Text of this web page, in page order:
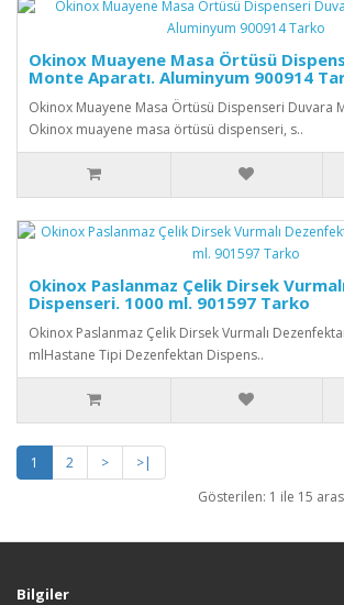
Okinox Muayene Masa Örtüsü
Monte Aparatı. Aluminyum 900914
Okinox Muayene Masa Örtüsü Dispenseri Duvara
Okinox muayene masa örtüsü dispenseri, s..
Okinox Paslanmaz Çelik Dirsek
Dispenseri. 1000 ml. 901597 Tarko
Okinox Paslanmaz Çelik Dirsek Vurmalı
mlHastane Tipi Dezenfektan Dispens..
1 2 >
>|
Gösterilen: 1 ile 15
Bilgiler